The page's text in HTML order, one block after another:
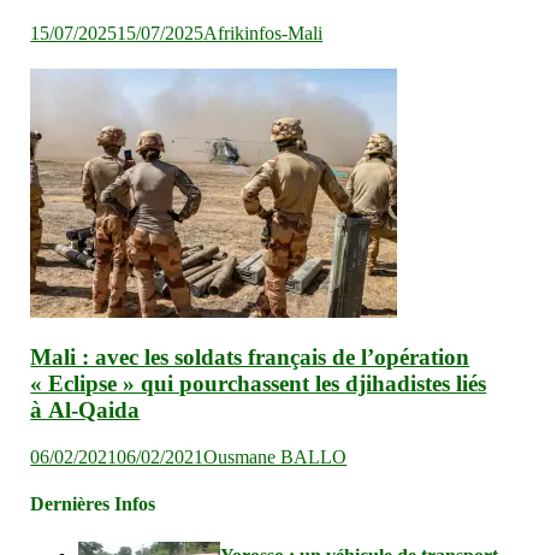
15/07/202515/07/2025Afrikinfos-Mali
Mali : avec les soldats français de l’opération
« Eclipse » qui pourchassent les djihadistes liés
à Al-Qaida
06/02/202106/02/2021Ousmane BALLO
Dernières Infos